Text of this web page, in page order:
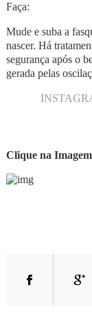
Faça:
Mude e suba a
nascer. Há
segurança após o
gerada pelas
Clique na